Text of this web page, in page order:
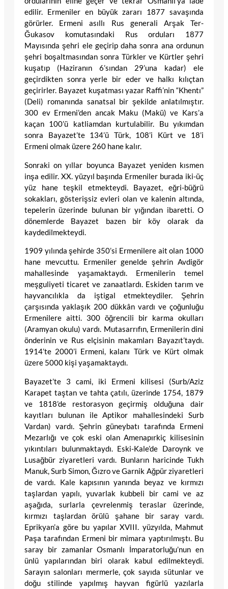
edilir. Ermeniler en büyük zararı 1877 savaşında
görürler. Ermeni asıllı Rus generali Arşak Ter-
Ğukasov komutasındaki Rus orduları 1877
Mayısında şehri ele geçirip daha sonra ana ordunun
şehri boşaltmasından sonra Türkler ve Kürtler şehri
kuşatıp (Haziranın 6’sından 29’una kadar) ele
geçirdikten sonra yerle bir eder ve halkı kılıçtan
geçirirler. Bayazet kuşatması yazar Raffi’nin “Khentı”
(Deli) romanında sanatsal bir şekilde anlatılmıştır.
300 ev Ermeni’den ancak Maku (Makü) ve Kars’a
kaçan 100’ü katliamdan kurtulabilir. Bu yıkımdan
sonra Bayazet’te 134’ü Türk, 108’i Kürt ve 18’i
Ermeni olmak üzere 260 hane kalır.
Sonraki on yıllar boyunca Bayazet yeniden kısmen
inşa edilir. XX. yüzyıl başında Ermeniler burada iki-üç
yüz hane teşkil etmekteydi. Bayazet, eğri-büğrü
sokakları, gösterişsiz evleri olan ve kalenin altında,
tepelerin üzerinde bulunan bir yığından ibaretti. O
dönemlerde Bayazet bazen bir köy olarak da
kaydedilmekteydi.
1909 yılında şehirde 350’si Ermenilere ait olan 1000
hane mevcuttu. Ermeniler genelde şehrin Avdigör
mahallesinde yaşamaktaydı. Ermenilerin temel
meşguliyeti ticaret ve zanaatlardı. Eskiden tarım ve
hayvancılıkla da iştigal etmekteydiler. Şehrin
çarşısında yaklaşık 200 dükkân vardı ve çoğunluğu
Ermenilere aitti. 300 öğrencili bir karma okulları
(Aramyan okulu) vardı. Mutasarrıfın, Ermenilerin dini
önderinin ve Rus elçisinin makamları Bayazıt’taydı.
1914’te 2000’i Ermeni, kalanı Türk ve Kürt olmak
üzere 5000 kişi yaşamaktaydı.
Bayazet’te 3 cami, iki Ermeni kilisesi (Surb/Aziz
Karapet taştan ve tahta çatılı, üzerinde 1754, 1879
ve 1818’de restorasyon geçirmiş olduğuna dair
kayıtları bulunan ile Aptikor mahallesindeki Surb
Vardan) vardı. Şehrin güneybatı tarafında Ermeni
Mezarlığı ve çok eski olan Amenapırkiç kilisesinin
yıkıntıları bulunmaktaydı. Eski-Kale’de Daroynk ve
Lusağbür ziyaretleri vardı. Bunların haricinde Tukh
Manuk, Surb Simon, Ğızro ve Garnik Ağpür ziyaretleri
de vardı. Kale kapısının yanında beyaz ve kırmızı
taşlardan yapılı, yuvarlak kubbeli bir cami ve az
aşağıda, surlarla çevrelenmiş teraslar üzerinde,
kırmızı taşlardan örülü şahane bir saray vardı.
Eprikyan’a göre bu yapılar XVIII. yüzyılda, Mahmut
Paşa tarafından Ermeni bir mimara yaptırılmıştı. Bu
saray bir zamanlar Osmanlı İmparatorluğu’nun en
ünlü yapılarından biri olarak kabul edilmekteydi.
Sarayın salonları mermerle, çok sayıda sütunlar ve
doğu stilinde yapılmış hayvan figürlü yazılarla